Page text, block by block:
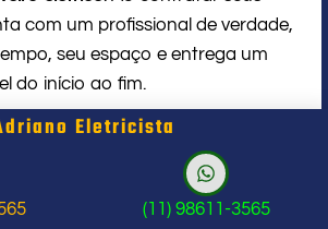
com um profissional de verdade,
seu espaço e entrega um
do início ao fim.
chuveiro: sinais que
de chamar um
Eletricista
(11) 98611-3565